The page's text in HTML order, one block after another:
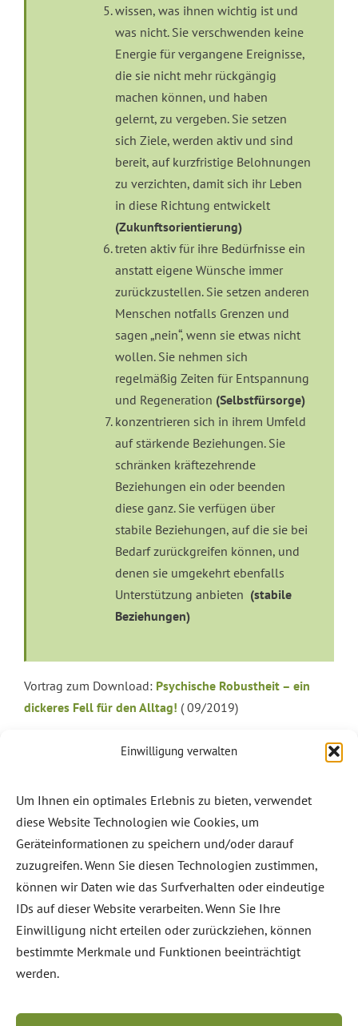
Einwilligung verwalten
Um Ihnen ein optimales Erlebnis zu bieten, verwendet
diese Website Technologien wie Cookies, um
Geräteinformationen zu speichern und/oder darauf
zuzugreifen. Wenn Sie diesen Technologien zustimmen,
können wir Daten wie das Surfverhalten oder eindeutige
IDs auf dieser Website verarbeiten. Wenn Sie Ihre
Einwilligung nicht erteilen oder zurückziehen, können
bestimmte Merkmale und Funktionen beeinträchtigt
werden.
wissen, was ihnen wichtig ist und
was nicht. Sie verschwenden keine
Energie für vergangene Ereignisse,
die sie nicht mehr rückgängig
machen können, und haben
gelernt, zu vergeben. Sie setzen
sich Ziele, werden aktiv und sind
bereit, auf kurzfristige Belohnungen
zu verzichten, damit sich ihr Leben
in diese Richtung entwickelt
(Zukunftsorientierung)
treten aktiv für ihre Bedürfnisse ein
anstatt eigene Wünsche immer
zurückzustellen. Sie setzen anderen
Menschen notfalls Grenzen und
sagen „nein“, wenn sie etwas nicht
wollen. Sie nehmen sich
regelmäßig Zeiten für Entspannung
und Regeneration (Selbstfürsorge)
konzentrieren sich in ihrem Umfeld
auf stärkende Beziehungen. Sie
schränken kräftezehrende
Beziehungen ein oder beenden
diese ganz. Sie verfügen über
stabile Beziehungen, auf die sie bei
Bedarf zurückgreifen können, und
denen sie umgekehrt ebenfalls
Unterstützung anbieten (stabile
Beziehungen)
Vortrag zum Download: Psychische Robustheit – ein
dickeres Fell für den Alltag! ( 09/2019)
Nur hier erhältlich:
Christine Lößl. „Leben –
auf eigene Verantwortung“ (Band 1 & 2)